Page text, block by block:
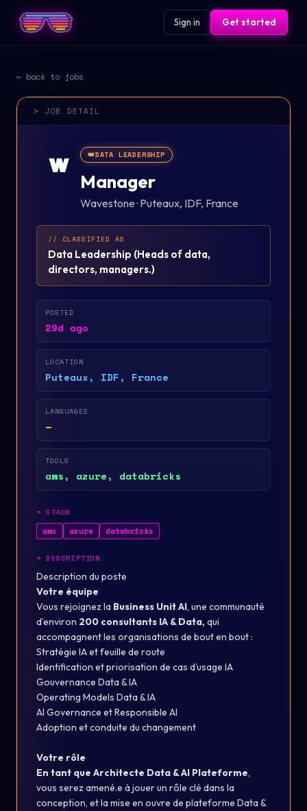
Sign in Get started
← back to jobs
> JOB DETAIL
W 👑DATA LEADERSHIP
Manager
Wavestone· Puteaux, IDF, France
// CLASSIFIED AS
Data Leadership (Heads of data,
directors, managers.)
POSTED
29d ago
LOCATION
Puteaux, IDF, France
LANGUAGES
—
TOOLS
aws, azure, databricks
>STACK
aws azure databricks
>DESCRIPTION
Description du poste
Votre équipe
Vous rejoignez la Business Unit AI, une communauté
d’environ 200 consultants IA & Data,qui
accompagnent les organisations de bout en bout :
Stratégie IA et feuille de route
Identification et priorisation de cas d’usage IA
Gouvernance Data & IA
Operating Models Data & IA
AI Governance et Responsible AI
Adoption et conduite du changement
Votre rôle
En tant que Architecte Data & AI Plateforme,
vous serez amené.e à jouer un rôle clé dans la
conception, et la mise en ouvre de plateforme Data &